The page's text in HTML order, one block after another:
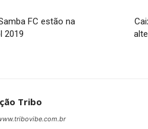
FC estão na
2019
Tribo